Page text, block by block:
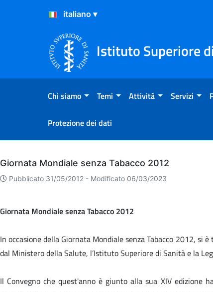
Salta al Contenuto
Salta al Footer
Istituto Superiore
Chi siamo Temi Attività Servizi
Protezione dei dati
Archivio
Giornata Mondiale senza Tabacco 2012
Pubblicato 31/05/2012 - Modificato 06/03/2023
Giornata Mondiale senza Tabacco 2012
In occasione della Giornata Mondiale senza Tabacco 2012,
dal Ministero della Salute, l’Istituto Superiore di Sanità e la
Il Convegno che quest'anno è giunto alla sua XIV